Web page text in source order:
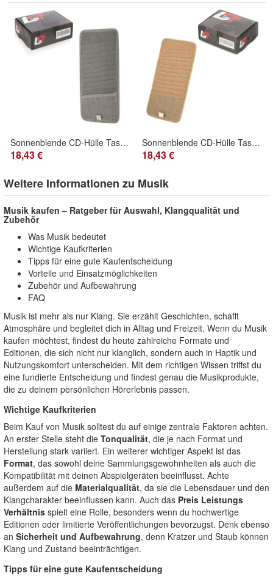
Sonnenblende CD-Hülle Tasche 12er grau für BMW für MINI
18,43 €
Sonnenblende CD-Hülle Tasche 12er beige für FORD für LAND ROVER für Chrysler
18,43 €
Weitere Informationen zu Musik
Musik kaufen – Ratgeber für Auswahl, Klangqualität und
Zubehör
Was Musik bedeutet
Wichtige Kaufkriterien
Tipps für eine gute Kaufentscheidung
Vorteile und Einsatzmöglichkeiten
Zubehör und Aufbewahrung
FAQ
Musik ist mehr als nur Klang. Sie erzählt Geschichten, schafft
Atmosphäre und begleitet dich in Alltag und Freizeit. Wenn du Musik
kaufen möchtest, findest du heute zahlreiche Formate und
Editionen, die sich nicht nur klanglich, sondern auch in Haptik und
Nutzungskomfort unterscheiden. Mit dem richtigen Wissen triffst du
eine fundierte Entscheidung und findest genau die Musikprodukte,
die zu deinem persönlichen Hörerlebnis passen.
Wichtige Kaufkriterien
Beim Kauf von Musik solltest du auf einige zentrale Faktoren achten.
An erster Stelle steht die Tonqualität, die je nach Format und
Herstellung stark variiert. Ein weiterer wichtiger Aspekt ist das
Format, das sowohl deine Sammlungsgewohnheiten als auch die
Kompatibilität mit deinen Abspielgeräten beeinflusst. Achte
außerdem auf die Materialqualität, da sie die Lebensdauer und den
Klangcharakter beeinflussen kann. Auch das Preis Leistungs
Verhältnis spielt eine Rolle, besonders wenn du hochwertige
Editionen oder limitierte Veröffentlichungen bevorzugst. Denk ebenso
an Sicherheit und Aufbewahrung, denn Kratzer und Staub können
Klang und Zustand beeinträchtigen.
Tipps für eine gute Kaufentscheidung